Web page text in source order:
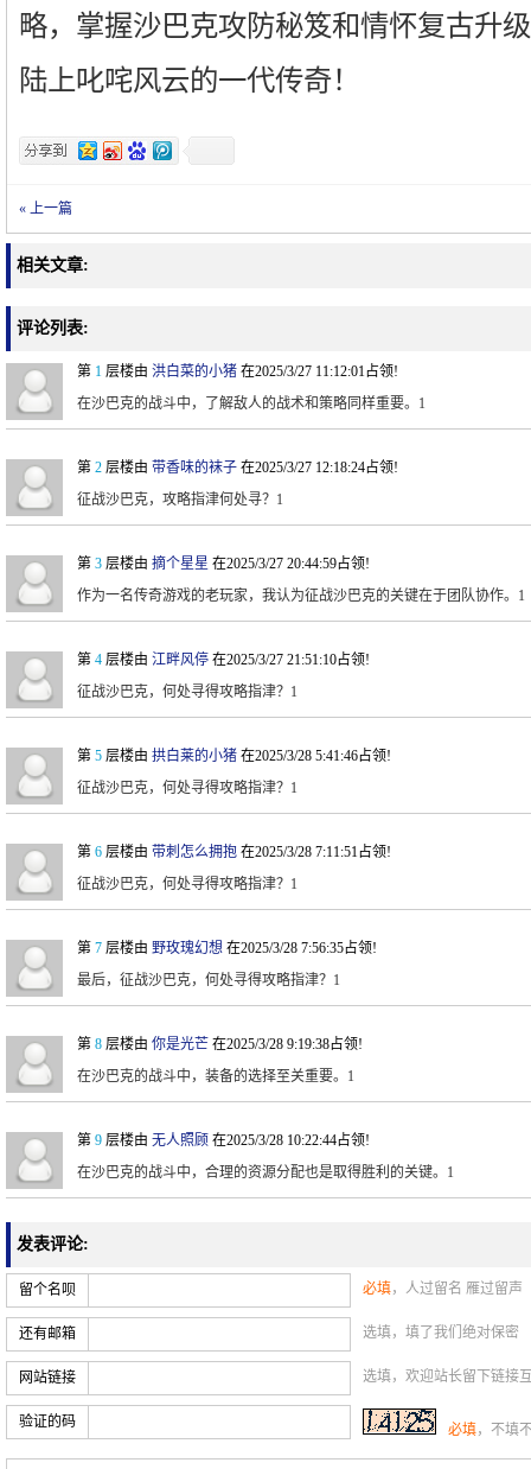
略，掌握沙巴克攻防秘笈和情怀复古升
陆上叱咤风云的一代传奇！
« 上一篇
相关文章:
评论列表:
第 1 层楼由 洪白菜的小猪 在2025/3/27 11:12:01占领!
在沙巴克的战斗中，了解敌人的战术和策略同样重要。1
第 2 层楼由 带香味的袜子 在2025/3/27 12:18:24占领!
征战沙巴克，攻略指津何处寻？1
第 3 层楼由 摘个星星 在2025/3/27 20:44:59占领!
作为一名传奇游戏的老玩家，我认为征战沙巴克的关键在于团队协作。1
第 4 层楼由 江畔风停 在2025/3/27 21:51:10占领!
征战沙巴克，何处寻得攻略指津？1
第 5 层楼由 拱白莱的小猪 在2025/3/28 5:41:46占领!
征战沙巴克，何处寻得攻略指津？1
第 6 层楼由 带刺怎么拥抱 在2025/3/28 7:11:51占领!
征战沙巴克，何处寻得攻略指津？1
第 7 层楼由 野玫瑰幻想 在2025/3/28 7:56:35占领!
最后，征战沙巴克，何处寻得攻略指津？1
第 8 层楼由 你是光芒 在2025/3/28 9:19:38占领!
在沙巴克的战斗中，装备的选择至关重要。1
第 9 层楼由 无人照顾 在2025/3/28 10:22:44占领!
在沙巴克的战斗中，合理的资源分配也是取得胜利的关键。1
发表评论:
留个名呗 必填，人过留名 雁过留声
还有邮箱 选填，填了我们绝对保密
网站链接 选填，欢迎站长留下链接
验证的码 必填，不填